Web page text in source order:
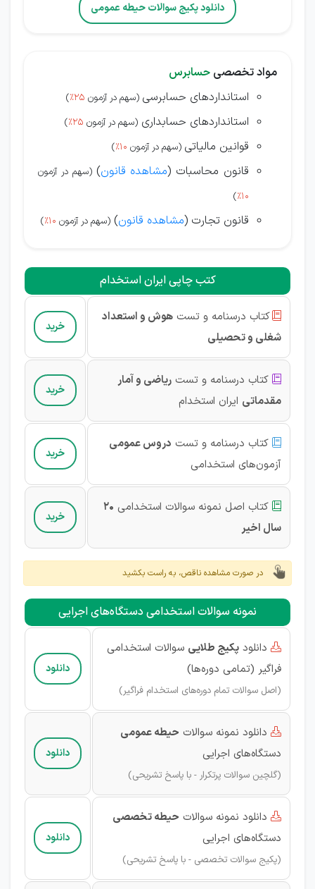
دانلود پکیج سوالات حیطه عمومی
مواد تخصصی حسابرس
استانداردهای حسابرسی (سهم در آزمون 25%
)
استانداردهای حسابداری (سهم در آزمون 25%
)
قوانین مالیاتی (سهم در آزمون 10%
)
قانون محاسبات (مشاهده قانون) (سهم در آزمون
10%
)
قانون تجارت (مشاهده قانون) (سهم در آزمون 10%
)
کتب چاپی ایران استخدام
 کتاب درسنامه و تست هوش و استعداد
شغلی و تحصیلی
خرید
 کتاب درسنامه و تست ریاضی و آمار
مقدماتی ایران استخدام
خرید
 کتاب درسنامه و تست دروس عمومی
آزمون‌های استخدامی
خرید
 کتاب اصل نمونه سوالات استخدامی 20
سال اخیر
خرید
در صورت مشاهده ناقص، به راست بکشید
نمونه سوالات استخدامی دستگاه‌های اجرایی
 دانلود پکیج طلایی سوالات استخدامی
فراگیر (تمامی دوره‌ها)
(اصل سوالات تمام دوره‌های استخدام فراگیر)
دانلود
 دانلود نمونه سوالات حیطه عمومی
دستگاه‌های اجرایی
(گلچین سوالات پرتکرار - با پاسخ تشریحی)
دانلود
 دانلود نمونه سوالات حیطه تخصصی
دستگاه‌های اجرایی
(پکیج سوالات تخصصی - با پاسخ تشریحی)
دانلود